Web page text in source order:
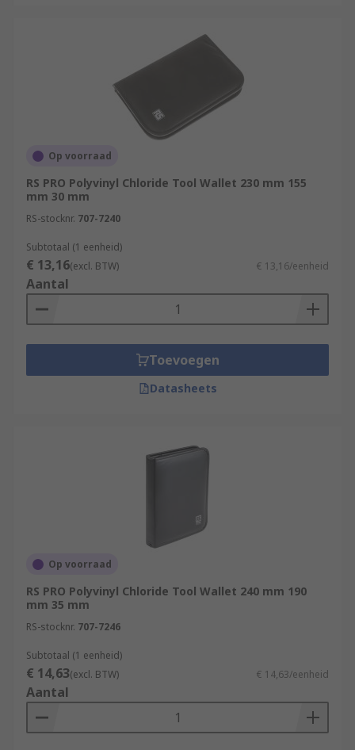
Op voorraad
RS PRO Polyvinyl Chloride Tool Wallet 230 mm 155
mm 30 mm
RS-stocknr. 707-7240
Subtotaal (1 eenheid)
€ 13,16(excl. BTW) € 13,16/eenheid
Aantal
Toevoegen
Datasheets
Op voorraad
RS PRO Polyvinyl Chloride Tool Wallet 240 mm 190
mm 35 mm
RS-stocknr. 707-7246
Subtotaal (1 eenheid)
€ 14,63(excl. BTW) € 14,63/eenheid
Aantal